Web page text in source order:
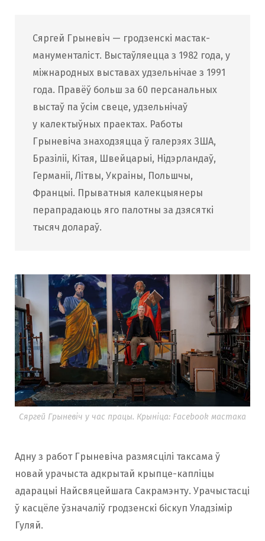
Сяргей Грыневіч — гродзенскі мастак-
манументаліст. Выстаўляецца з 1982 года, у
міжнародных выставах удзельнічае з 1991
года. Правёў больш за 60 персанальных
выстаў па ўсім свеце, удзельнічаў
у калектыўных праектах. Работы
Грыневіча знаходзяцца ў галерэях ЗША,
Бразіліі, Кітая, Швейцарыі, Нідэрландаў,
Германіі, Літвы, Украіны, Польшчы,
Францыі. Прыватныя калекцыянеры
перапрадаюць яго палотны за дзясяткі
тысяч долараў.
Сяргей Грыневіч у час працы. Крыніца: Facebook мастака
Адну з работ Грыневіча размясцілі таксама ў
новай урачыста адкрытай крыпце-капліцы
адарацыі Найсвяцейшага Сакрамэнту. Урачыстасці
ў касцёле ўзначаліў гродзенскі біскуп Уладзімір
Гуляй.